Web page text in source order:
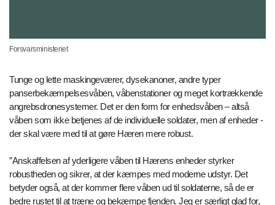
Forsvarsministeriet
Tunge og lette maskingeværer, dysekanoner, andre typer
panserbekæmpelsesvåben, våbenstationer og meget kortrækkende
angrebsdronesystemer. Det er den form for enhedsvåben – altså
våben som ikke betjenes af de individuelle soldater, men af enheder -
der skal være med til at gøre Hæren mere robust.
”Anskaffelsen af yderligere våben til Hærens enheder styrker
robustheden og sikrer, at der kæmpes med moderne udstyr. Det
betyder også, at der kommer flere våben ud til soldaterne, så de er
bedre rustet til at træne og bekæmpe fjenden. Jeg er særligt glad for,